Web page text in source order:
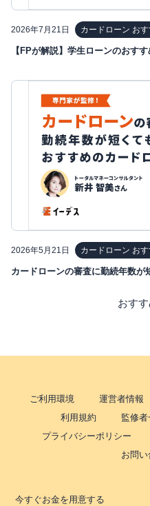
2026年7月21日 カードローン おす
【FPが解説】学生ローンのおす
2026年5月21日 カードローン おす
カードローンの審査に勤続年数
おす
ご利用環境 運営者情報
利用規約
監修者
プライバシーポリシー
お問
今すぐお金を用意する